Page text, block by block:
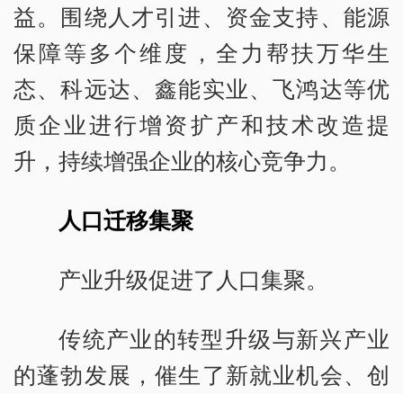
益。围绕人才引进、资金支持、能源
保障等多个维度，全力帮扶万华生
态、科远达、鑫能实业、飞鸿达等优
质企业进行增资扩产和技术改造提
升，持续增强企业的核心竞争力。
人口迁移集聚
产业升级促进了人口集聚。
传统产业的转型升级与新兴产业
的蓬勃发展，催生了新就业机会、创